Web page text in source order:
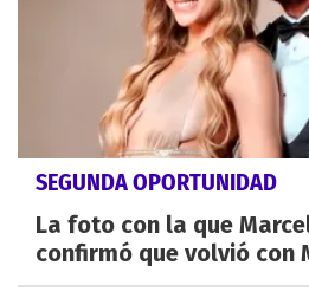
SEGUNDA OPORTUNIDAD
La foto con la que
confirmó que volvió con